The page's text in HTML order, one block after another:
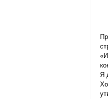
Я